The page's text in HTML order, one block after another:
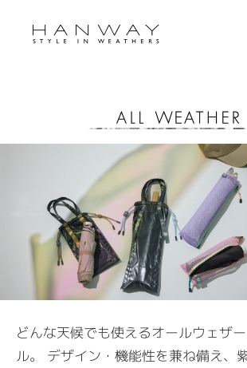
どんな天候でも使えるオールウェザ
ル。
デザイン・機能性を兼ね備え、